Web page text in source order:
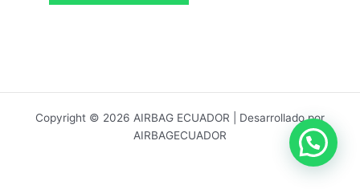
Copyright © 2026 AIRBAG ECUADOR | Desarrollado por
AIRBAGECUADOR